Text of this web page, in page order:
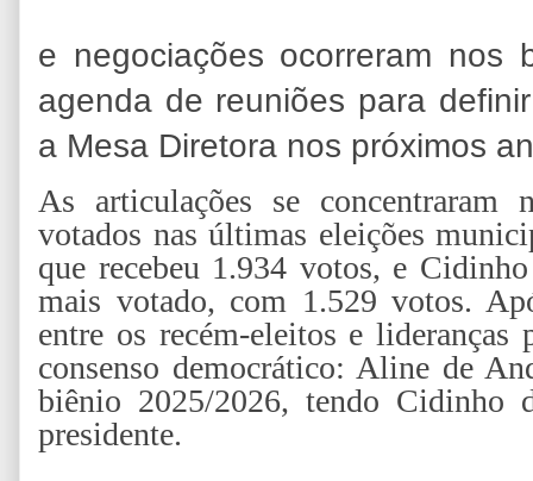
e negociações ocorreram nos
agenda de reuniões para
a Mesa Diretora nos próximos
As articulações se concentraram
votados nas últimas eleições
que recebeu 1.934 votos, e
mais votado, com 1.529 votos.
entre os recém-eleitos e
consenso democrático: Aline de
biênio 2025/2026, tendo Cidinho
presidente.